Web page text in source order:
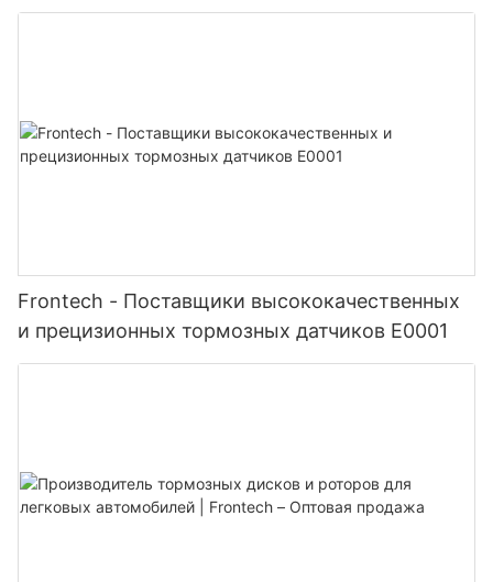
Frontech - Поставщики высококачественных
и прецизионных тормозных датчиков E0001